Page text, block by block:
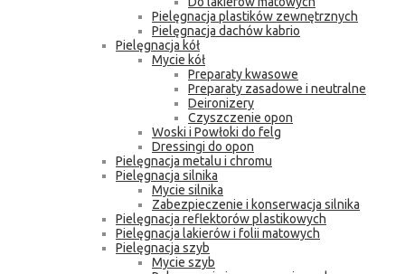
Pielęgnacja plastików zewnętrznych
Pielęgnacja dachów kabrio
Pielęgnacja kół
Mycie kół
Preparaty kwasowe
Preparaty zasadowe i neutralne
Deironizery
Czyszczenie opon
Woski i Powłoki do felg
Dressingi do opon
Pielęgnacja metalu i chromu
Pielęgnacja silnika
Mycie silnika
Zabezpieczenie i konserwacja silnika
Pielęgnacja reflektorów plastikowych
Pielęgnacja lakierów i folii matowych
Pielęgnacja szyb
Mycie szyb